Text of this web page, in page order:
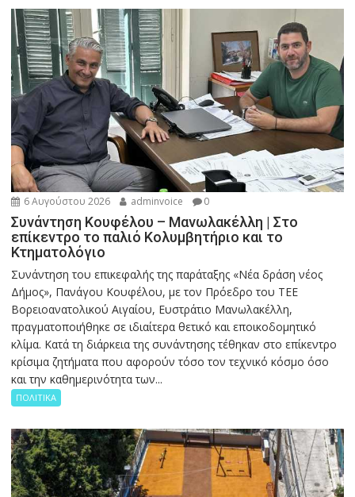
6 Αυγούστου 2026 adminvoice 0
Συνάντηση Κουφέλου – Μανωλακέλλη | Στο
επίκεντρο το παλιό Κολυμβητήριο και το
Κτηματολόγιο
Συνάντηση του επικεφαλής της παράταξης «Νέα δράση νέος
Δήμος», Πανάγου Κουφέλου, με τον Πρόεδρο του ΤΕΕ
Βορειοανατολικού Αιγαίου, Ευστράτιο Μανωλακέλλη,
πραγματοποιήθηκε σε ιδιαίτερα θετικό και εποικοδομητικό
κλίμα. Κατά τη διάρκεια της συνάντησης τέθηκαν στο επίκεντρο
κρίσιμα ζητήματα που αφορούν τόσο τον τεχνικό κόσμο όσο
και την καθημερινότητα των...
ΠΟΛΙΤΙΚΑ